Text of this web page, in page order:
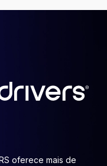
oferece mais de